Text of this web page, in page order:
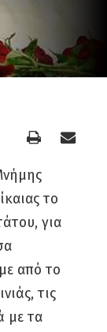
το
για
από το
τις
με τα